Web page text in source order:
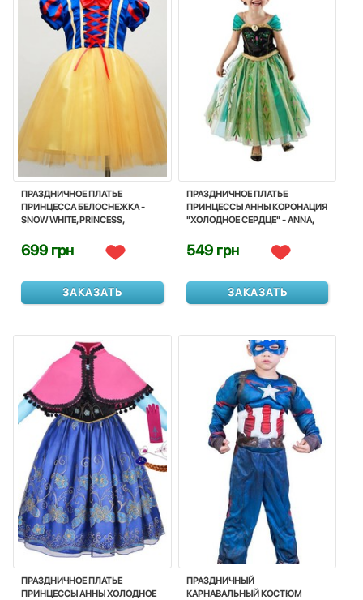
ПРАЗДНИЧНОЕ ПЛАТЬЕ
ПРИНЦЕССА БЕЛОСНЕЖКА -
SNOW WHITE, PRINCESS,
699 грн
ЗАКАЗАТЬ
ПРАЗДНИЧНОЕ ПЛАТЬЕ
ПРИНЦЕССЫ АННЫ КОРОНАЦИЯ
"ХОЛОДНОЕ СЕРДЦЕ" - ANNA,
549 грн
ЗАКАЗАТЬ
ПРАЗДНИЧНОЕ ПЛАТЬЕ
ПРИНЦЕССЫ АННЫ ХОЛОДНОЕ
ПРАЗДНИЧНЫЙ
КАРНАВАЛЬНЫЙ КОСТЮМ